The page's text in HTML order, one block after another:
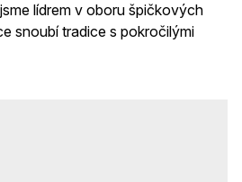
lídrem v oboru špičkových
snoubí tradice s pokročilými